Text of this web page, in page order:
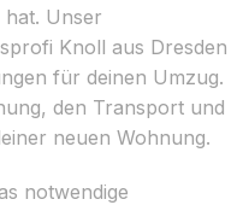
hat. Unser
Knoll aus Dresden
für deinen Umzug.
den Transport und
neuen Wohnung.
notwendige